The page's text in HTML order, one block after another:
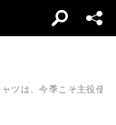
ツは、今季こそ主役使